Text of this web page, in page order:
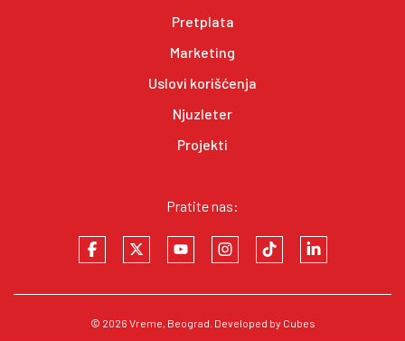
Pretplata
Marketing
Uslovi korišćenja
Njuzleter
Projekti
Pratite nas:
© 2026 Vreme, Beograd. Developed by Cubes